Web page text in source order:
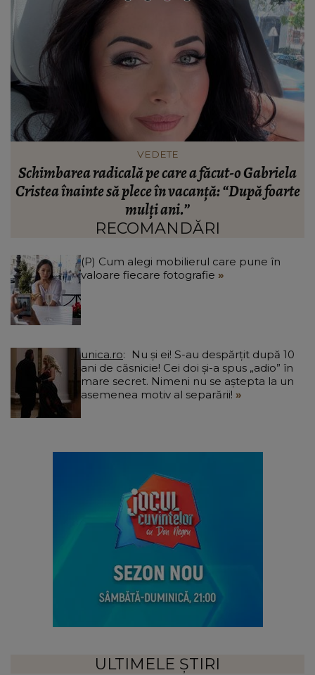
VEDETE
Schimbarea radicală pe care a făcut-o Gabriela
Cristea înainte să plece în vacanță: “După foarte
mulți ani.”
RECOMANDĂRI
(P) Cum alegi mobilierul care pune în
valoare fiecare fotografie
unica.ro
ani de căsnicie! Cei doi și-a spus „adio” în
mare secret. Nimeni nu se aștepta la un
asemenea motiv al separării!
ULTIMELE ȘTIRI